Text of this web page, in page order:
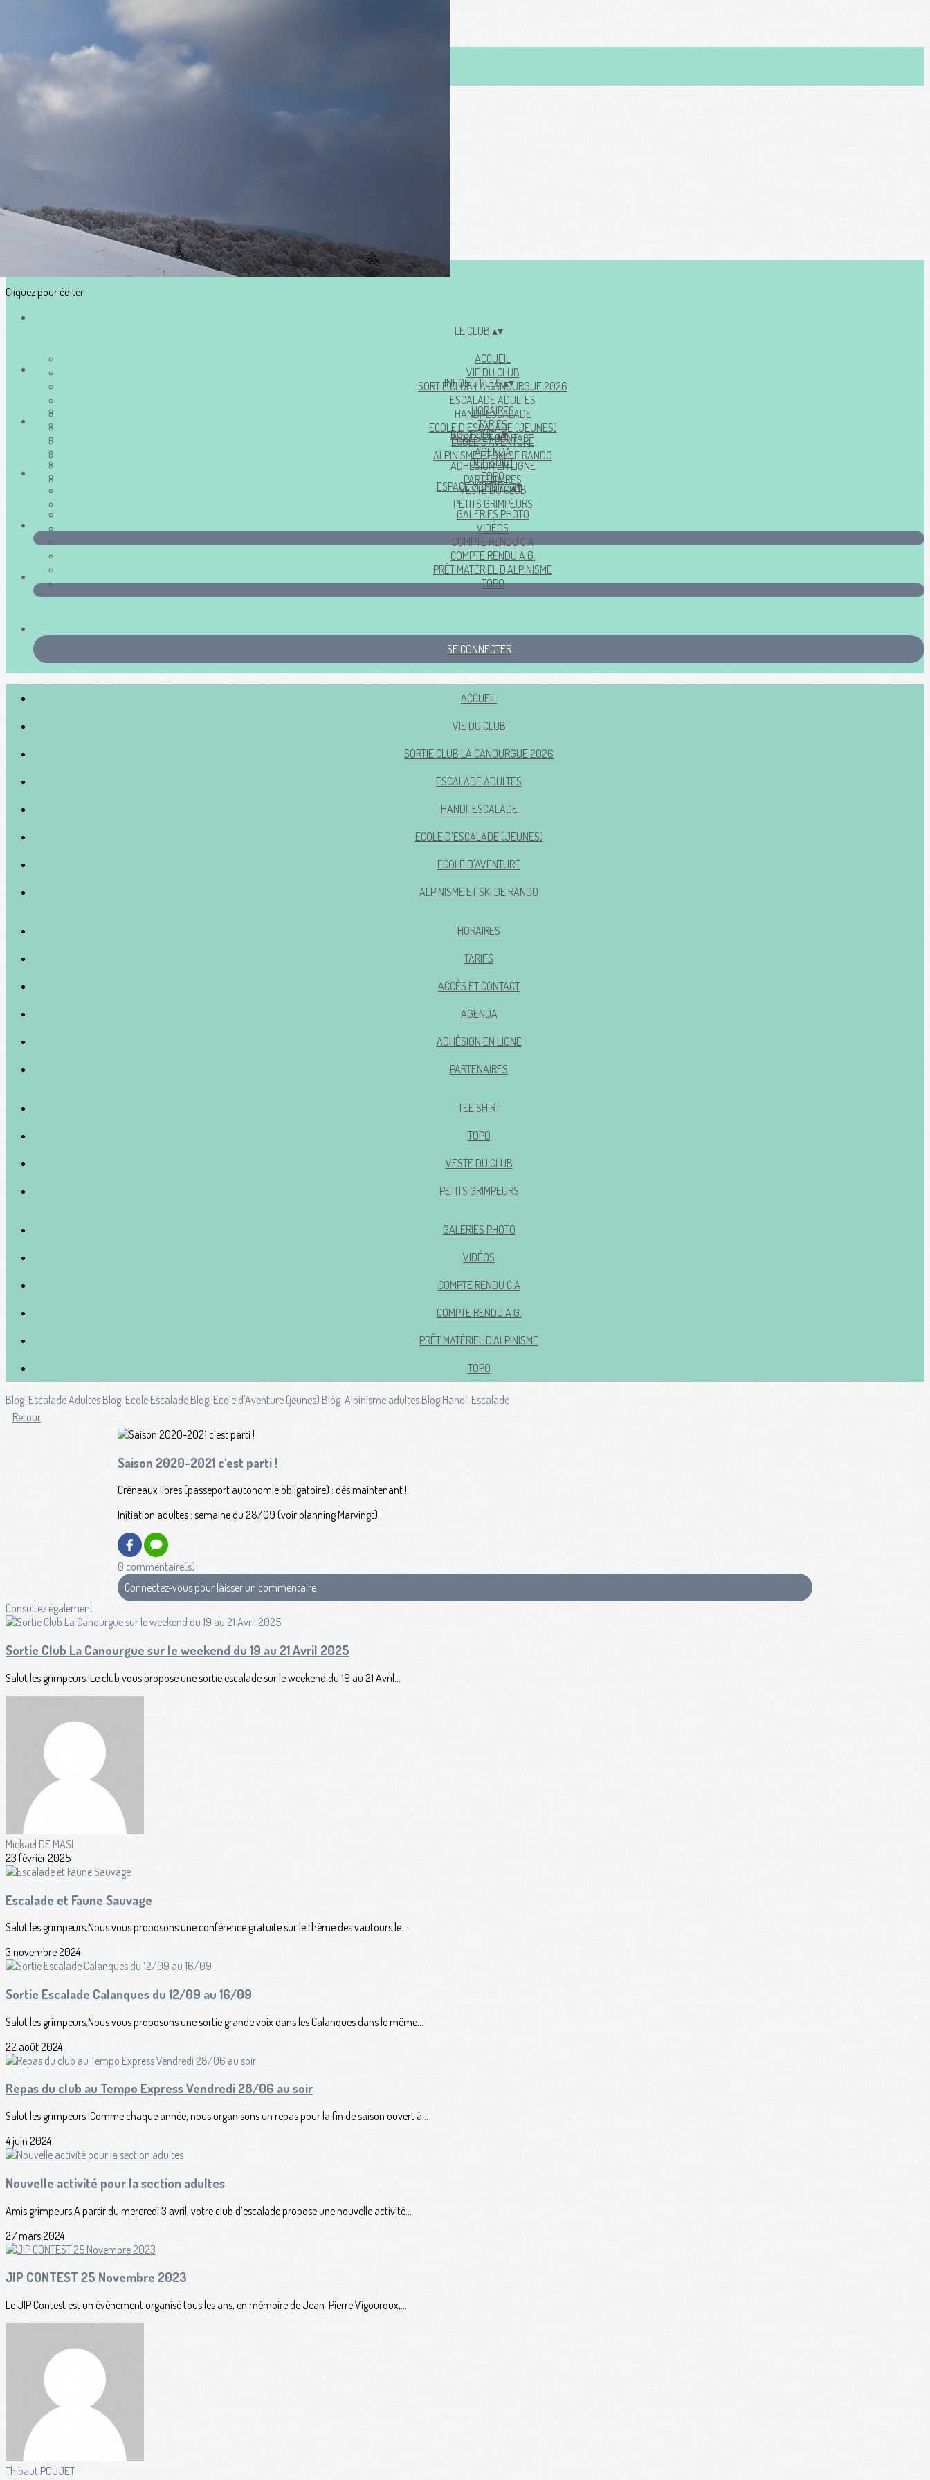
Exporter les lignes sélectionnées
Exporter toutes les colonnes
Exporter uniquement les colonnes affichées
Images de la page d'accueil
Ajoutez un logo, un bouton, des réseaux sociaux
Cliquez pour éditer
LE CLUB ▴▾
ACCUEIL
VIE DU CLUB
SORTIE CLUB LA CANOURGUE 2026
ESCALADE ADULTES
HANDI-ESCALADE
ECOLE D'ESCALADE (JEUNES)
ECOLE D'AVENTURE
ALPINISME ET SKI DE RANDO
INFOS UTILES▴▾
HORAIRES
TARIFS
ACCÈS ET CONTACT
AGENDA
ADHÉSION EN LIGNE
PARTENAIRES
BOUTIQUE▴▾
TEE SHIRT
TOPO
VESTE DU CLUB
PETITS GRIMPEURS
ESPACE MEMBRE▴▾
GALERIES PHOTO
VIDÉOS
COMPTE RENDU C.A
COMPTE RENDU A.G.
PRÊT MATÉRIEL D'ALPINISME
TOPO
SE CONNECTER
ACCUEIL
VIE DU CLUB
SORTIE CLUB LA CANOURGUE 2026
ESCALADE ADULTES
HANDI-ESCALADE
ECOLE D'ESCALADE (JEUNES)
ECOLE D'AVENTURE
ALPINISME ET SKI DE RANDO
HORAIRES
TARIFS
ACCÈS ET CONTACT
AGENDA
ADHÉSION EN LIGNE
PARTENAIRES
TEE SHIRT
TOPO
VESTE DU CLUB
PETITS GRIMPEURS
GALERIES PHOTO
VIDÉOS
COMPTE RENDU C.A
COMPTE RENDU A.G.
PRÊT MATÉRIEL D'ALPINISME
TOPO
Blog-Escalade Adultes Blog-Ecole Escalade Blog-Ecole d'Aventure (jeunes) Blog-Alpinisme adultes Blog Handi-Escalade
Retour
Saison 2020-2021 c'est parti !
Créneaux libres (passeport autonomie obligatoire) : dès maintenant !
Initiation adultes : semaine du 28/09 (voir planning Marvingt)
0 commentaire(s)
Connectez-vous pour laisser un commentaire
Consultez également
Sortie Club La Canourgue sur le weekend du 19 au 21 Avril 2025
Salut les grimpeurs !Le club vous propose une sortie escalade sur le weekend du 19 au 21 Avril...
Mickael DE MASI
23 février 2025
Escalade et Faune Sauvage
Salut les grimpeurs,Nous vous proposons une conférence gratuite sur le thème des vautours le...
3 novembre 2024
Sortie Escalade Calanques du 12/09 au 16/09
Salut les grimpeurs,Nous vous proposons une sortie grande voix dans les Calanques dans le même...
22 août 2024
Repas du club au Tempo Express Vendredi 28/06 au soir
Salut les grimpeurs !Comme chaque année, nous organisons un repas pour la fin de saison ouvert à...
4 juin 2024
Nouvelle activité pour la section adultes
Amis grimpeurs,A partir du mercredi 3 avril, votre club d’escalade propose une nouvelle activité...
27 mars 2024
JIP CONTEST 25 Novembre 2023
Le JIP Contest est un événement organisé tous les ans, en mémoire de Jean-Pierre Vigouroux,...
Thibaut POUJET